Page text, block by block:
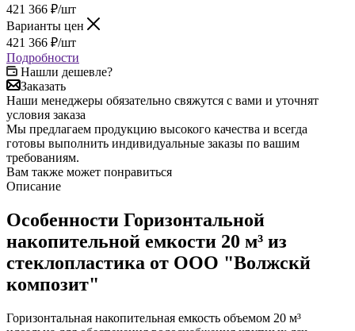
421 366 ₽/шт
Варианты цен
421 366 ₽/шт
Подробности
Нашли дешевле?
Заказать
Наши менеджеры обязательно свяжутся с вами и уточнят
условия заказа
Мы предлагаем продукцию высокого качества и всегда
готовы выполнить индивидуальные заказы по вашим
требованиям.
Вам также может понравиться
Описание
Особенности Горизонтальной
накопительной емкости 20 м³ из
стеклопластика от ООО "Волжскй
композит"
Горизонтальная накопительная емкость объемом 20 м³